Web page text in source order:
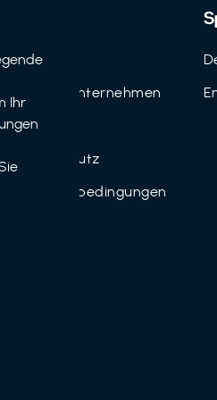
Kontakt
FAQ für Unternehmen
Imprint
Datenschutz
Nutzungsbedingungen
Ihr